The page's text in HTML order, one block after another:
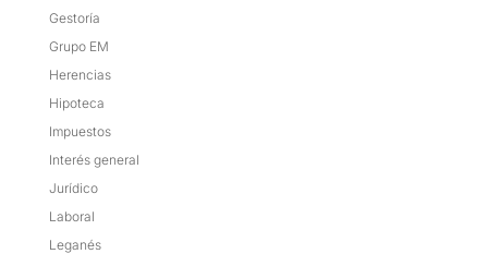
Gestoría
Grupo EM
Herencias
Hipoteca
Impuestos
Interés general
Jurídico
Laboral
Leganés